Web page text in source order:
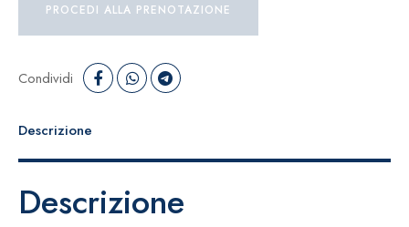
PROCEDI ALLA PRENOTAZIONE
Condividi
Descrizione
Descrizione